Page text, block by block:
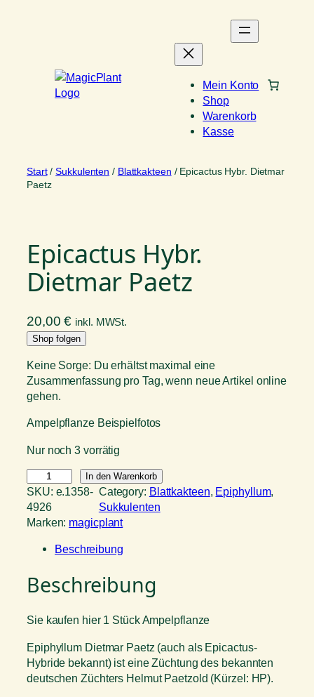
Mein Konto
Shop
Warenkorb
Kasse
Start/Sukkulenten / Blattkakteen / Epicactus Hybr. Dietmar
Paetz
Epicactus Hybr.
Dietmar Paetz
20,00€ inkl. MWSt.
Shop folgen
Keine Sorge: Du erhältst maximal eine
Zusammenfassung pro Tag, wenn neue Artikel online
gehen.
Ampelpflanze Beispielfotos
Nur noch 3 vorrätig
p
i
c
u
H
b
r
.
In den Warenkorb
SKU: e.1358-
4926
Category: Blattkakteen, Epiphyllum
Sukkulenten
Marken: magicplant
Beschreibung
Beschreibung
Sie kaufen hier 1 Stück Ampelpflanze
Epiphyllum Dietmar Paetz (auch als Epicactus-
Hybride bekannt) ist eine Züchtung des bekannten
deutschen Züchters Helmut Paetzold (Kürzel: HP).